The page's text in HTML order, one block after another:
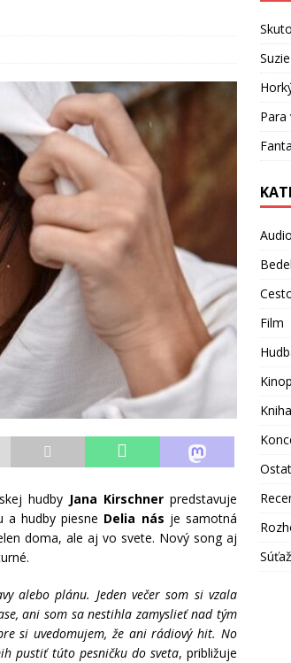
hudby Jana Kirschner predstavuje
a hudby piesne Delia nás je samotná
doma, ale aj vo svete. Nový song aj
alebo plánu. Jeden večer som si vzala
ani som sa nestihla zamyslieť nad tým
si uvedomujem, že ani rádiový hit. No
pustiť túto pesničku do sveta, približuje
Para
Film
Kniha
Súťaž